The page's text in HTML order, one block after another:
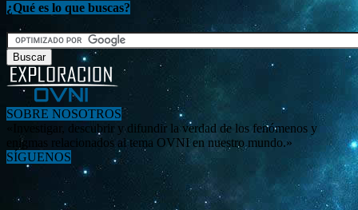
¿Qué es lo que buscas?
SOBRE NOSOTROS
«Investigar, descubrir y difundir la verdad de los fenómenos y
enigmas relacionados al tema OVNI en nuestro mundo.»
SÍGUENOS